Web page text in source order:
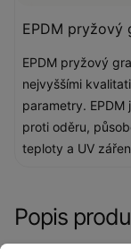
EPDM pryžový
EPDM pryžový
nejvyššími
parametry. EPDM
proti oděru,
teploty a UV
Popis